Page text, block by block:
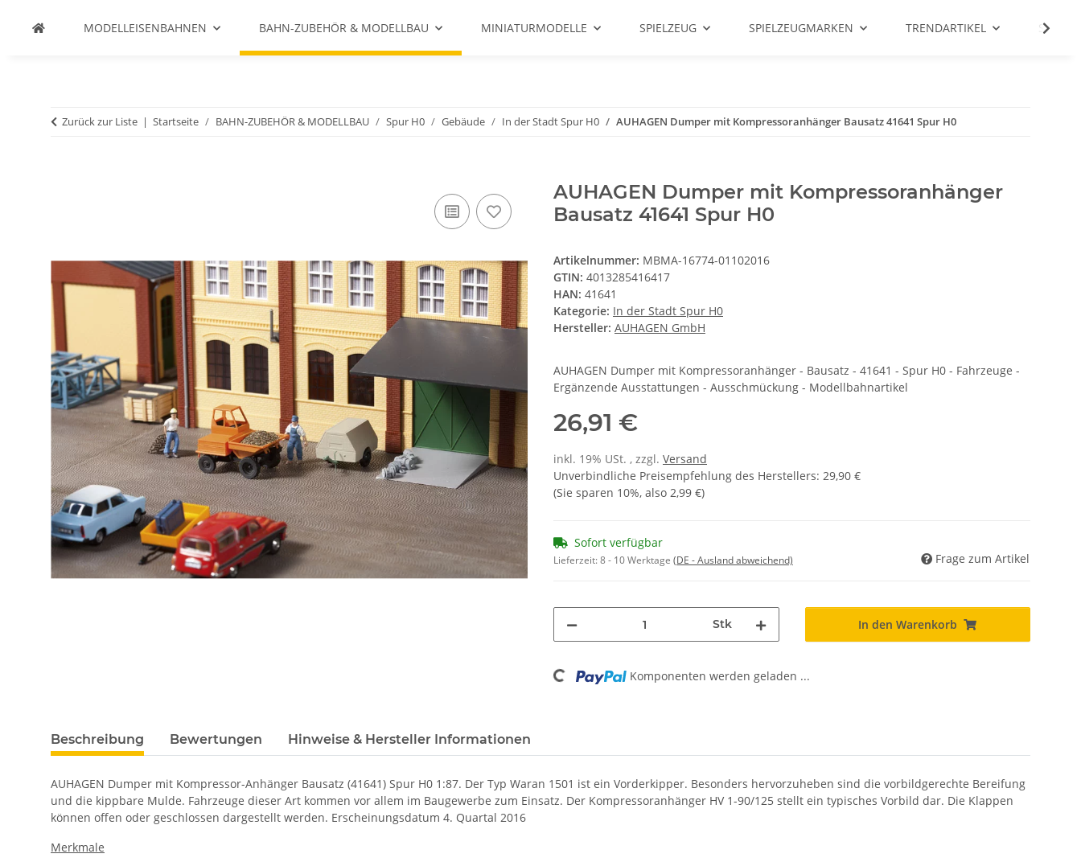
MODELLEISENBAHNEN BAHN-ZUBEHÖR & MODELLBAU MINIATURMODELLE SPIELZEUG SPIELZEUGMARKEN TRENDARTIKEL SALE %
Zurück zur Liste Startseite BAHN-ZUBEHÖR & MODELLBAU Spur H0 Gebäude In der Stadt Spur H0 AUHAGEN Dumper mit Kompressoranhänger Bausatz 41641 Spur H0
AUHAGEN Dumper mit Kompressoranhänger
Bausatz 41641 Spur H0
Artikelnummer: MBMA-16774-01102016
GTIN: 4013285416417
HAN: 41641
Kategorie: In der Stadt Spur H0
Hersteller: AUHAGEN GmbH
AUHAGEN Dumper mit Kompressoranhänger - Bausatz - 41641 - Spur H0 - Fahrzeuge -
Ergänzende Ausstattungen - Ausschmückung - Modellbahnartikel
26,91 €
inkl. 19% USt. , zzgl. Versand
Unverbindliche Preisempfehlung des Herstellers: 29,90 €
(Sie sparen 10%, also 2,99 €)
Sofort verfügbar
Lieferzeit:8 - 10 Werktage (DE - Ausland abweichend) Frage zum Artikel
Stk In den Warenkorb
Loading... Komponenten werden geladen ...
Beschreibung Bewertungen Hinweise & Hersteller Informationen
AUHAGEN Dumper mit Kompressor-Anhänger Bausatz (41641) Spur H0 1:87. Der Typ Waran 1501 ist ein Vorderkipper. Besonders hervorzuheben sind die vorbildgerechte Bereifung
und die kippbare Mulde. Fahrzeuge dieser Art kommen vor allem im Baugewerbe zum Einsatz. Der Kompressoranhänger HV 1-90/125 stellt ein typisches Vorbild dar. Die Klappen
können offen oder geschlossen dargestellt werden. Erscheinungsdatum 4. Quartal 2016
Merkmale